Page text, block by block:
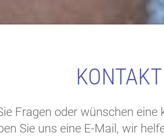
KONTAKT
Fragen oder wünschen
Sie uns eine E-Mail, wir